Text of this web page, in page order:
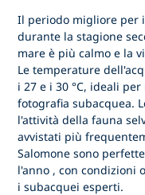
Il periodo migliore per
durante la stagione
mare è più calmo e la
Le temperature
i 27 e i 30 °C, ideali
fotografia subacquea.
l'attività della fauna
avvistati più
Salomone sono
l'anno , con condizioni
i subacquei esperti.